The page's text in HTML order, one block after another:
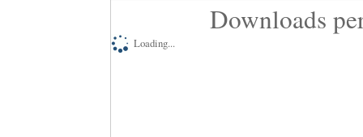
Downloads
Loading...